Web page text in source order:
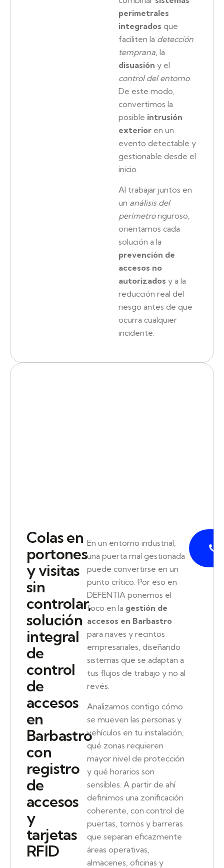
perimetrales
integrados que
faciliten la detección
temprana, la
disuasión y el
control del entorno.
De este modo,
convertimos la
posible intrusión
exterioren un
evento detectable y
gestionable desde el
inicio.
Al trabajar juntos en
un análisis del
perímetroriguroso,
orientamos cada
solución a la
prevención de
accesos no
autorizados y a la
reducción real del
riesgo antes de que
ocurra cualquier
incidente.
Colas en
portones
y visitas
sin
controlar,
solución
integral
de
control
de
accesos
en
Barbastro
con
registro
de
accesos
y
tarjetas
RFID
En un entorno industrial,
una puerta mal gestionada
puede convertirse en un
punto crítico. Por eso en
DEFENTIA ponemos el
foco en la gestión de
accesos en Barbastro
para naves y recintos
empresariales, diseñando
sistemas que se adaptan a
tus flujos de trabajo y no al
revés.
Analizamos contigo cómo
se mueven las personas y
vehículos en tu instalación,
qué zonas requieren
mayor nivel de protección
y qué horarios son
sensibles. A partir de ahí
definimos una zonificación
coherente, con control de
puertas, tornos y barreras
que separan eficazmente
áreas operativas,
almacenes, oficinas y